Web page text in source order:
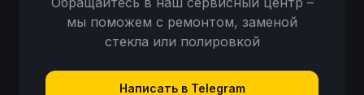
мы поможем с ремонтом, заменой
стекла или полировкой
Написать в Telegram